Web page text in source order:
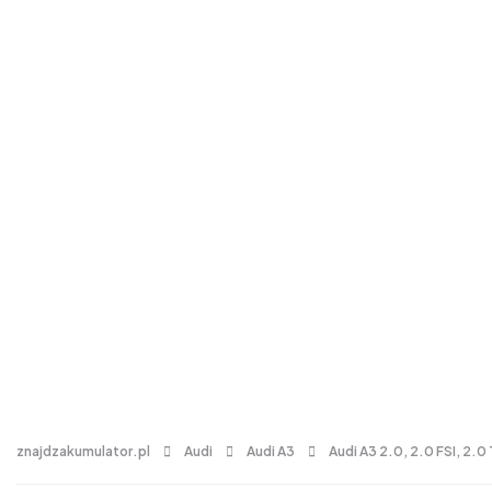
znajdzakumulator.pl Audi Audi A3 Audi A3 2.0, 2.0 FSI, 2.0